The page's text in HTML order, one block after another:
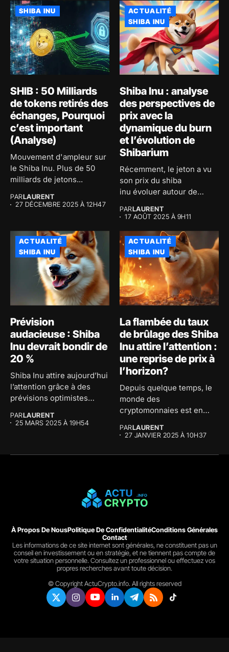
SHIBA INU
SHIB : 50 Milliards
de tokens retirés des
échanges, Pourquoi
c’est important
(Analyse)
Mouvement d'ampleur sur
le Shiba Inu. Plus de 50
milliards de jetons...
PARLAURENT
27 DÉCEMBRE 2025 À 12H47
ACTUALITÉ
SHIBA INU
Shiba Inu : analyse
des perspectives de
prix avec la
dynamique du burn
et l’évolution de
Shibarium
Récemment, le jeton a vu
son prix du shiba
inu évoluer autour de
PARLAURENT
17 AOÛT 2025 À 9H11
ACTUALITÉ
SHIBA INU
Prévision
audacieuse : Shiba
Inu devrait bondir de
20 %
Shiba Inu attire aujourd’hui
l’attention grâce à des
prévisions optimistes
PARLAURENT
25 MARS 2025 À 19H54
ACTUALITÉ
SHIBA INU
La flambée du taux
de brûlage des Shiba
Inu attire l’attention :
une reprise de prix à
l’horizon?
Depuis quelque temps, le
monde des
cryptomonnaies est en
PARLAURENT
27 JANVIER 2025 À 10H37
À Propos De NousPolitique De ConfidentialitéConditions Générales
Contact
Les informations de ce site internet sont générales, ne constituent pas un
conseil en investissement ou en stratégie, et ne tiennent pas compte de
votre situation personnelle. Consultez un professionnel ou effectuez vos
propres recherches avant toute décision.
© Copyright ActuCrypto.info. All rights reserved